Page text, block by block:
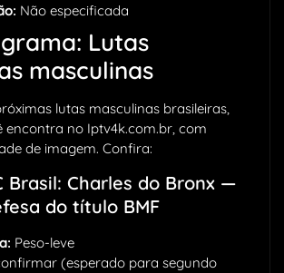
Não especificada
Lutas
masculinas
lutas masculinas brasileiras,
encontra no Iptv4k.com.br, com
de imagem. Confira:
Brasil: Charles do Bronx —
do título BMF
Peso-leve
(esperado para segundo